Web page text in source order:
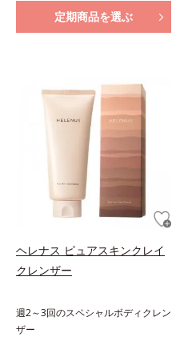
定期商品を選ぶ
ヘレナス ピュアスキンクレイ
クレンザー
週2～3回のスペシャルボディクレン
ザー